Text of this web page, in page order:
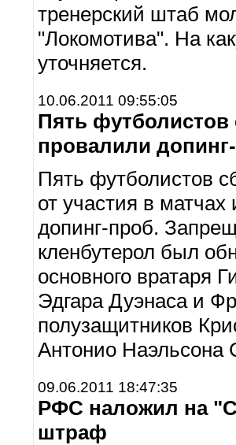
тренерский штаб
"Локомотива". На
уточняется.
10.06.2011 09:55:05
Пять
провалили допинг-
Пять футболистов
от участия в
допинг-проб.
кленбутерол был
основного вратаря
Эдгара Дуэнаса и
полузащитников
Антонио Наэльсона
09.06.2011 18:47:35
РФС наложил на
штраф